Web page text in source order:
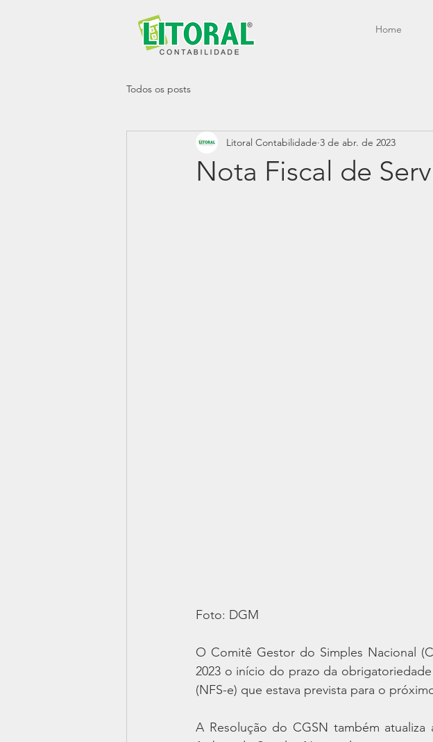
Home
Todos os posts
Nota Fiscal de
Litoral Contabilidade 3 de abr. de 2023
Foto: DGM
O Comitê Gestor do Simples Nacional
2023 o início do prazo da
(NFS-e) que estava prevista para o
A Resolução do CGSN também